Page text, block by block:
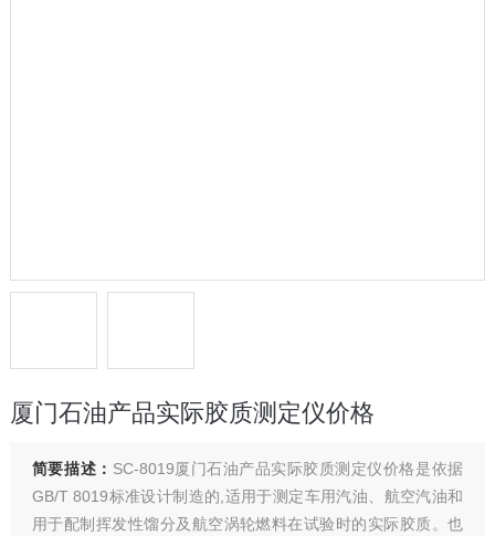
厦门石油产品实际胶质测定仪价格
简要描述： SC-8019厦门石油产品实际胶质测定仪价格是依据
GB/T 8019标准设计制造的,适用于测定车用汽油、航空汽油和
用于配制挥发性馏分及航空涡轮燃料在试验时的实际胶质。也